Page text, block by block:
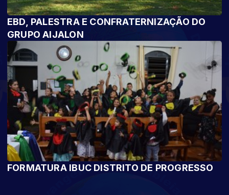
EBD, PALESTRA E CONFRATERNIZAÇÃO DO
GRUPO AIJALON
FORMATURA IBUC DISTRITO DE PROGRESSO